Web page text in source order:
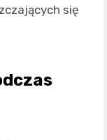
się